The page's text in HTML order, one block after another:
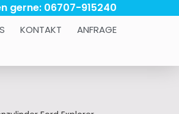
gerne: 06707-915240
KONTAKT ANFRAGE